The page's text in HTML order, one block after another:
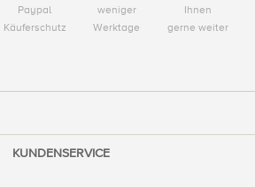
Paypal
Käuferschutz
weniger
Werktage
Ihnen
gerne weiter
KUNDENSERVICE